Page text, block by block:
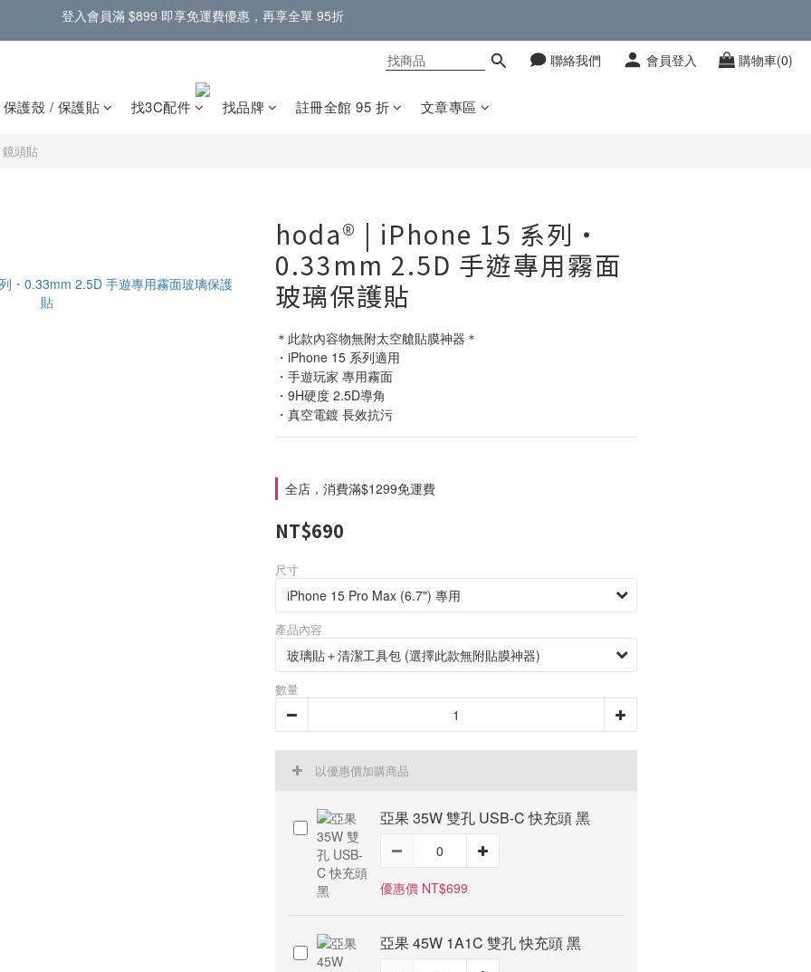
門市提供蘋果原廠零件，電池螢幕現場更換 🔋
門市提供蘋果原廠零件，電池螢幕現場更換 🔋
門市提供蘋果原廠零件，電池螢幕現場更換 🔋
聯絡我們 會員登入 購物車(0)
保護殼 / 保護貼 找3C配件 找品牌 註冊全館 95 折 文章專區
頭貼
hoda® | iPhone 15 系列・
0.33mm 2.5D 手遊專用霧面
玻璃保護貼
＊此款內容物無附太空艙貼膜神器＊
・iPhone 15 系列適用
・手遊玩家 專用霧面
・9H硬度 2.5D導角
・真空電鍍 長效抗污
全店，消費滿$1299免運費
NT$690
尺寸
產品內容
數量
以優惠價加購商品
亞果 35W 雙孔 USB-C 快充頭 黑
優惠價 NT$699
亞果 45W 1A1C 雙孔 快充頭 黑
立即購買